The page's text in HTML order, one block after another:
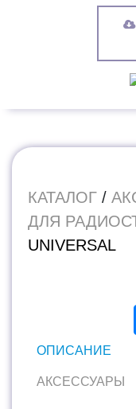
КАТАЛОГ /
ДЛЯ
UNIVERSAL
ОПИСАНИЕ
АКСЕССУАРЫ